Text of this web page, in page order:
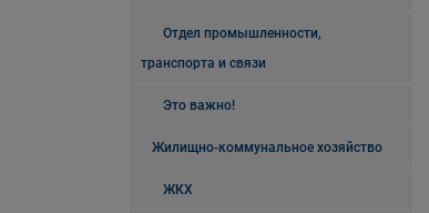
Отдел промышленности,
транспорта и связи
Это важно!
Жилищно-коммунальное хозяйство
ЖКХ